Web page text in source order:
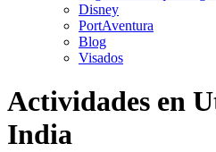
Disney
PortAventura
Blog
Visados
Actividades en
India